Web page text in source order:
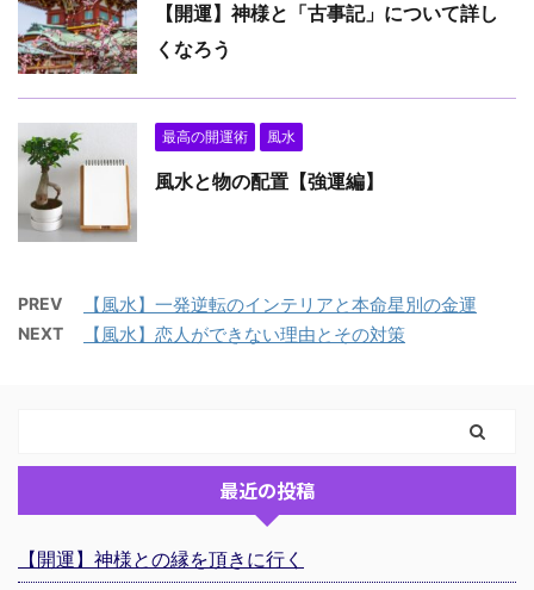
【開運】神様と「古事記」について詳し
くなろう
最高の開運術 風水
風水と物の配置【強運編】
PREV 【風水】一発逆転のインテリアと本命星別の金運
NEXT 【風水】恋人ができない理由とその対策
最近の投稿
【開運】神様との縁を頂きに行く